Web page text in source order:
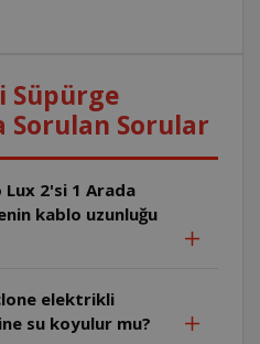
Süpürge
Sorulan Sorular
kablo uzunluğu
elektrikli
su koyulur mu?